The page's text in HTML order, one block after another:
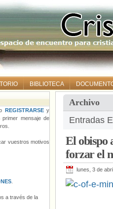
BIBLIOTECA
Archivo
Entradas
El obispo
forzar el
lunes, 3 de
REGISTRARSEy
primer mensaje de
vuestros motivos
a través de la